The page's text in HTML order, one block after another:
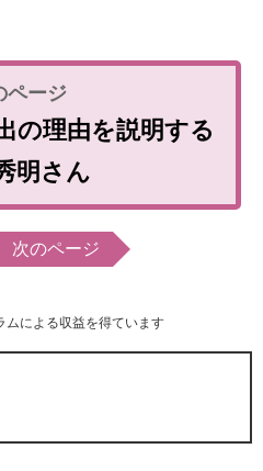
の理由を説明する
明さん
次のページ
による収益を得ています